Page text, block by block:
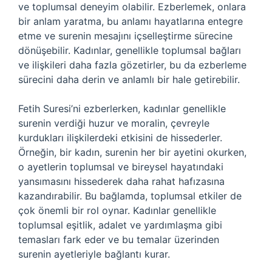
ve toplumsal deneyim olabilir. Ezberlemek, onlara
bir anlam yaratma, bu anlamı hayatlarına entegre
etme ve surenin mesajını içselleştirme sürecine
dönüşebilir. Kadınlar, genellikle toplumsal bağları
ve ilişkileri daha fazla gözetirler, bu da ezberleme
sürecini daha derin ve anlamlı bir hale getirebilir.
Fetih Suresi’ni ezberlerken, kadınlar genellikle
surenin verdiği huzur ve moralin, çevreyle
kurdukları ilişkilerdeki etkisini de hissederler.
Örneğin, bir kadın, surenin her bir ayetini okurken,
o ayetlerin toplumsal ve bireysel hayatındaki
yansımasını hissederek daha rahat hafızasına
kazandırabilir. Bu bağlamda, toplumsal etkiler de
çok önemli bir rol oynar. Kadınlar genellikle
toplumsal eşitlik, adalet ve yardımlaşma gibi
temasları fark eder ve bu temalar üzerinden
surenin ayetleriyle bağlantı kurar.